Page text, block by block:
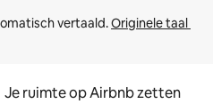
vertaald. Originele taal
Je ruimte op Airbnb zetten